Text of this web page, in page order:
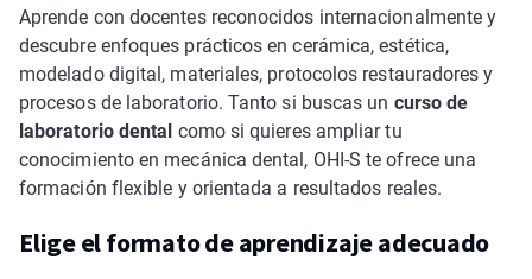
Aprende con docentes reconocidos internacionalmente y
descubre enfoques prácticos en cerámica, estética,
modelado digital, materiales, protocolos restauradores y
procesos de laboratorio. Tanto si buscas un curso de
laboratorio dental como si quieres ampliar tu
conocimiento en mecánica dental, OHI-S te ofrece una
formación flexible y orientada a resultados reales.
Elige el formato de aprendizaje adecuado